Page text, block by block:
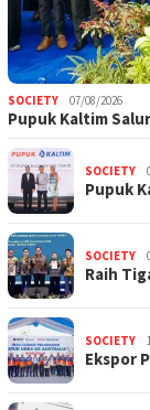
SOCIETY 07/08/2026
Pupuk Kaltim
SOCIETY
Pupuk
SOCIETY
Raih
SOCIETY
Ekspor